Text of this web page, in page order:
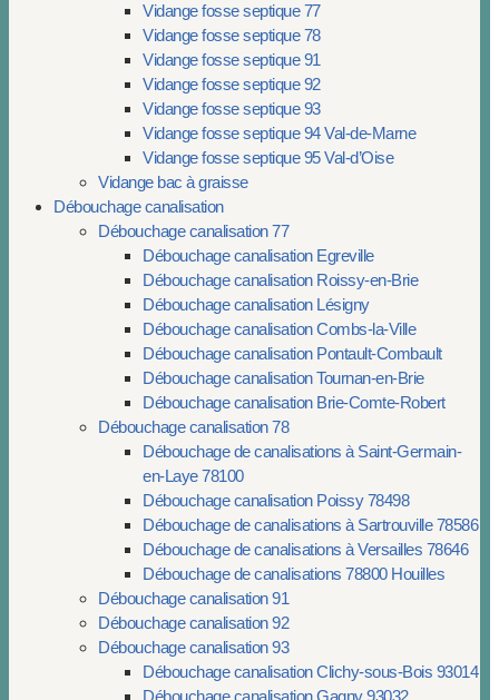
Vidange fosse septique 77
Vidange fosse septique 78
Vidange fosse septique 91
Vidange fosse septique 92
Vidange fosse septique 93
Vidange fosse septique 94 Val-de-Marne
Vidange fosse septique 95 Val-d’Oise
Vidange bac à graisse
Débouchage canalisation
Débouchage canalisation 77
Débouchage canalisation Egreville
Débouchage canalisation Roissy-en-Brie
Débouchage canalisation Lésigny
Débouchage canalisation Combs-la-Ville
Débouchage canalisation Pontault-Combault
Débouchage canalisation Tournan-en-Brie
Débouchage canalisation Brie-Comte-Robert
Débouchage canalisation 78
Débouchage de canalisations à Saint-Germain-
en-Laye 78100
Débouchage canalisation Poissy 78498
Débouchage de canalisations à Sartrouville 78586
Débouchage de canalisations à Versailles 78646
Débouchage de canalisations 78800 Houilles
Débouchage canalisation 91
Débouchage canalisation 92
Débouchage canalisation 93
Débouchage canalisation Clichy-sous-Bois 93014